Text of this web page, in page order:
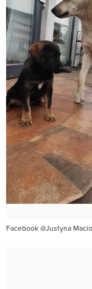
Facebook @Justyna